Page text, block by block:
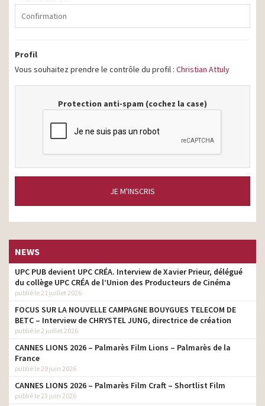
Profil
Vous souhaitez prendre le contrôle du profil : Christian Attuly
Protection anti-spam (cochez la case)
JE M'INSCRIS
NEWS
UPC PUB devient UPC CRÉA. Interview de Xavier Prieur, délégué
du collège UPC CRÉA de l’Union des Producteurs de Cinéma
publié le 21 juillet 2026
FOCUS SUR LA NOUVELLE CAMPAGNE BOUYGUES TELECOM DE
BETC – Interview de CHRYSTEL JUNG, directrice de création
publié le 2 juillet 2026
CANNES LIONS 2026 – Palmarès Film Lions – Palmarès de la
France
publié le 29 juin 2026
CANNES LIONS 2026 – Palmarès Film Craft – Shortlist Film
publié le 23 juin 2026